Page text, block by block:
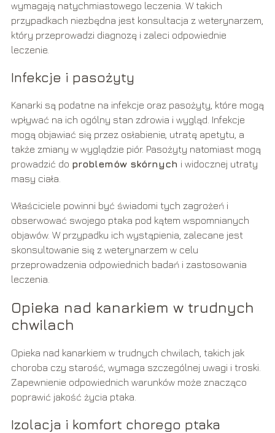
wymagają natychmiastowego leczenia. W takich
przypadkach niezbędna jest konsultacja z weterynarzem,
który przeprowadzi diagnozę i zaleci odpowiednie
leczenie.
Infekcje i pasożyty
Kanarki są podatne na infekcje oraz pasożyty, które mogą
wpływać na ich ogólny stan zdrowia i wygląd. Infekcje
mogą objawiać się przez osłabienie, utratę apetytu, a
także zmiany w wyglądzie piór. Pasożyty natomiast mogą
prowadzić do problemów skórnych i widocznej utraty
masy ciała.
Właściciele powinni być świadomi tych zagrożeń i
obserwować swojego ptaka pod kątem wspomnianych
objawów. W przypadku ich wystąpienia, zalecane jest
skonsultowanie się z weterynarzem w celu
przeprowadzenia odpowiednich badań i zastosowania
leczenia.
Opieka nad kanarkiem w trudnych
chwilach
Opieka nad kanarkiem w trudnych chwilach, takich jak
choroba czy starość, wymaga szczególnej uwagi i troski.
Zapewnienie odpowiednich warunków może znacząco
poprawić jakość życia ptaka.
Izolacja i komfort chorego ptaka